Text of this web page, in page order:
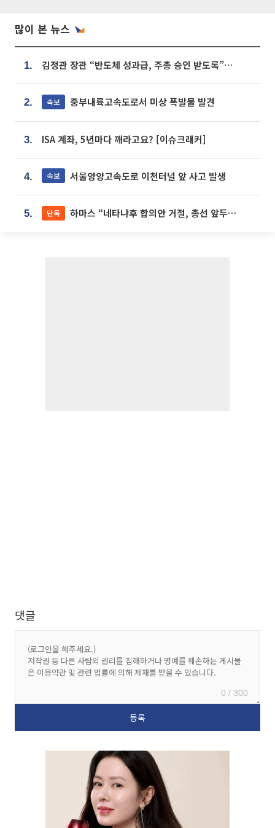
많이 본 뉴스
1. 김정관 장관 “반도체 성과급, 주총 승인 받도록”…상법·자본시장법 개정 시사
2. 속보 중부내륙고속도로서 미상 폭발물 발견
3. ISA 계좌, 5년마다 깨라고요? [이슈크래커]
4. 속보 서울양양고속도로 이천터널 앞 사고 발생
5. 단독 하마스 “네타냐후 합의안 거절, 총선 앞두고 시간 끌기”
댓글
0 / 300